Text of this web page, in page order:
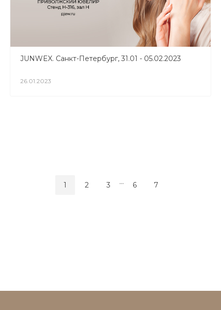
JUNWEX. Санкт-Петербург, 31.01 - 05.02.2023
26.01.2023
1 2 3 ... 6 7